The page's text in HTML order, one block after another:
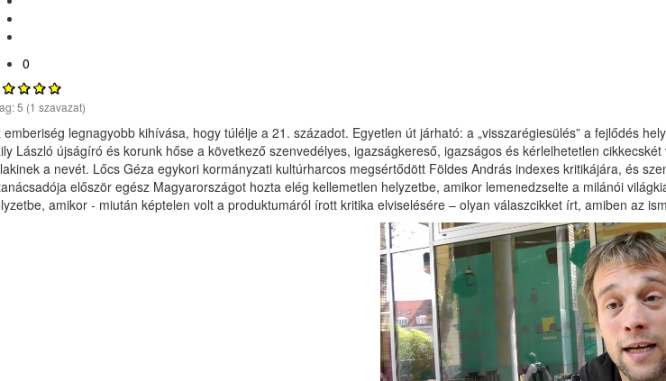
0
5 (1 szavazat)
emberiség legnagyobb kihívása, hogy túlélje a 21. századot. Egyetlen út járható: a „visszarégiesülés” a fejlődés
László újságíró és korunk hőse a következő szenvedélyes, igazságkereső, igazságos és kérlelhetetlen
a nevét. Lőcs Géza egykori kormányzati kultúrharcos megsértődött Földes András indexes kritikájára, és
először egész Magyarországot hozta elég kellemetlen helyzetbe, amikor lemenedzselte a milánói
amikor - miután képtelen volt a produktumáról írott kritika elviselésére – olyan válaszcikket írt, amiben az